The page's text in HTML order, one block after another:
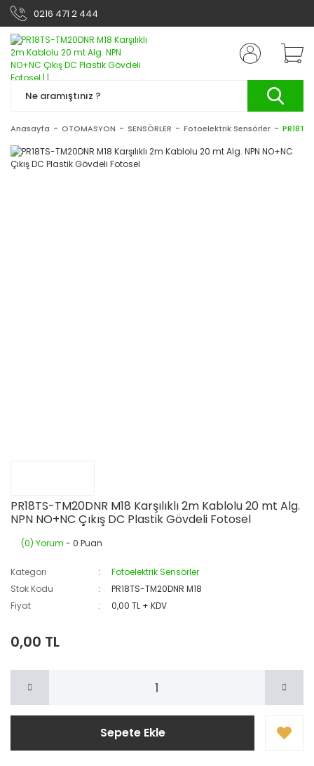
0216 471 2 444
Anasayfa OTOMASYON SENSÖRLER Fotoelektrik Sensörler
PR18TS-TM20DNR M18 Karşılıklı 2m Kablolu 20 mt Alg.
NPN NO+NC Çıkış DC Plastik Gövdeli Fotosel
(0) Yorum - 0 Puan
Kategori
Fotoelektrik Sensörler
Stok Kodu
PR18TS-TM20DNR M18
Fiyat
0,00 TL + KDV
0,00 TL
Sepete Ekle